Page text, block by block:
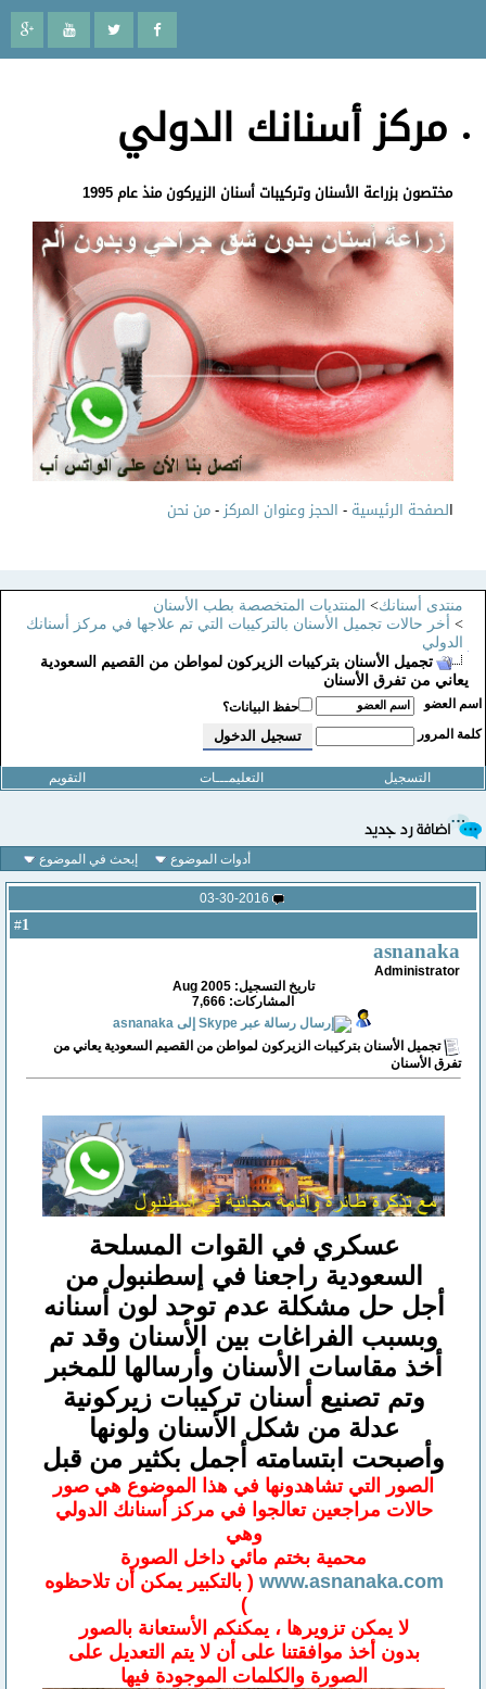
مركز أسنانك الدولي
مختصون بزراعة الأسنان وتركيبات أسنان الزيركون منذ عام 1995
لصفحة الرئيسية-الحجز وعنوان المركز-من نحن
منتدى أسنانك>المنتديات المتخصصة بطب الأسنان
>أخر حالات تجميل الأسنان بالتركيبات التي تم علاجها في مركز أسنانك
الدولي
تجميل الأسنان بتركيبات الزيركون لمواطن من القصيم السعودية
يعاني من تفرق الأسنان
اسم العضو
حفظ البيانات؟
كلمة المرور
التسجيل التعليمـــات التقويم
أدوات الموضوع إبحث في الموضوع
03-30-2016
asnanaka
Administrator
تاريخ التسجيل: Aug 2005
المشاركات: 7,666
تجميل الأسنان بتركيبات الزيركون لمواطن من القصيم السعودية يعاني من
تفرق الأسنان
عسكري في القوات المسلحة
السعودية راجعنا في إسطنبول من
أجل حل مشكلة عدم توحد لون أسنانه
وبسبب الفراغات بين الأسنان وقد تم
أخذ مقاسات الأسنان وأرسالها للمخبر
وتم تصنيع أسنان تركيبات زيركونية
عدلة من شكل الأسنان ولونها
وأصبحت ابتسامته أجمل بكثير من قبل
الصور التي تشاهدونها في هذا الموضوع هي صور
حالات مراجعين تعالجوا في مركز أسنانك الدولي
وهي
محمية بختم مائي داخل الصورة
www.asnanaka.com( بالتكبير يمكن أن تلاحظوه
)
لا يمكن تزويرها ، يمكنكم الأستعانة بالصور
بدون أخذ موافقتنا على أن لا يتم التعديل على
الصورة والكلمات الموجودة فيها